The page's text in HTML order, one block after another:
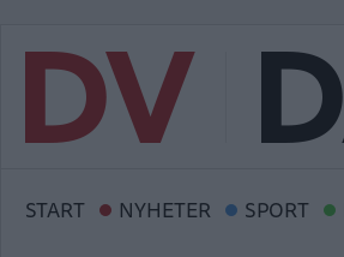
START NYHETER SPORT